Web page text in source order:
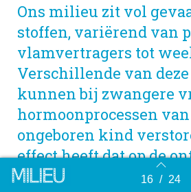
Terug naar overzicht 16 / 24
Ons milieu zit vol
stoffen, variërend van
vlamvertragers tot
Verschillende van
kunnen bij zwangere
hormoonprocessen
ongeboren kind
effect heeft dat op de
Niet alleen in de